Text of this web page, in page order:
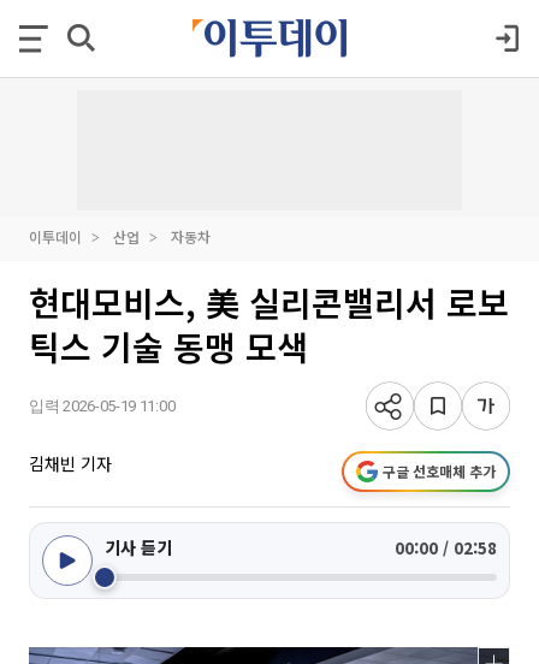
이투데이 산업 자동차
현대모비스, 美 실리콘밸리서 로보
틱스 기술 동맹 모색
입력 2026-05-19 11:00
김채빈 기자 구글 선호매체 추가
기사 듣기 00:00 / 02:58